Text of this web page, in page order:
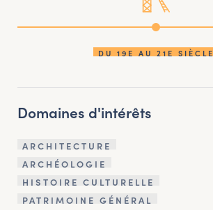
DU 19E AU 21E SIÈCLE
Domaines d'intérêts
ARCHITECTURE
ARCHÉOLOGIE
HISTOIRE CULTURELLE
PATRIMOINE GÉNÉRAL